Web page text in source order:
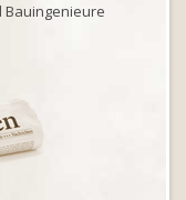
Bauingenieure